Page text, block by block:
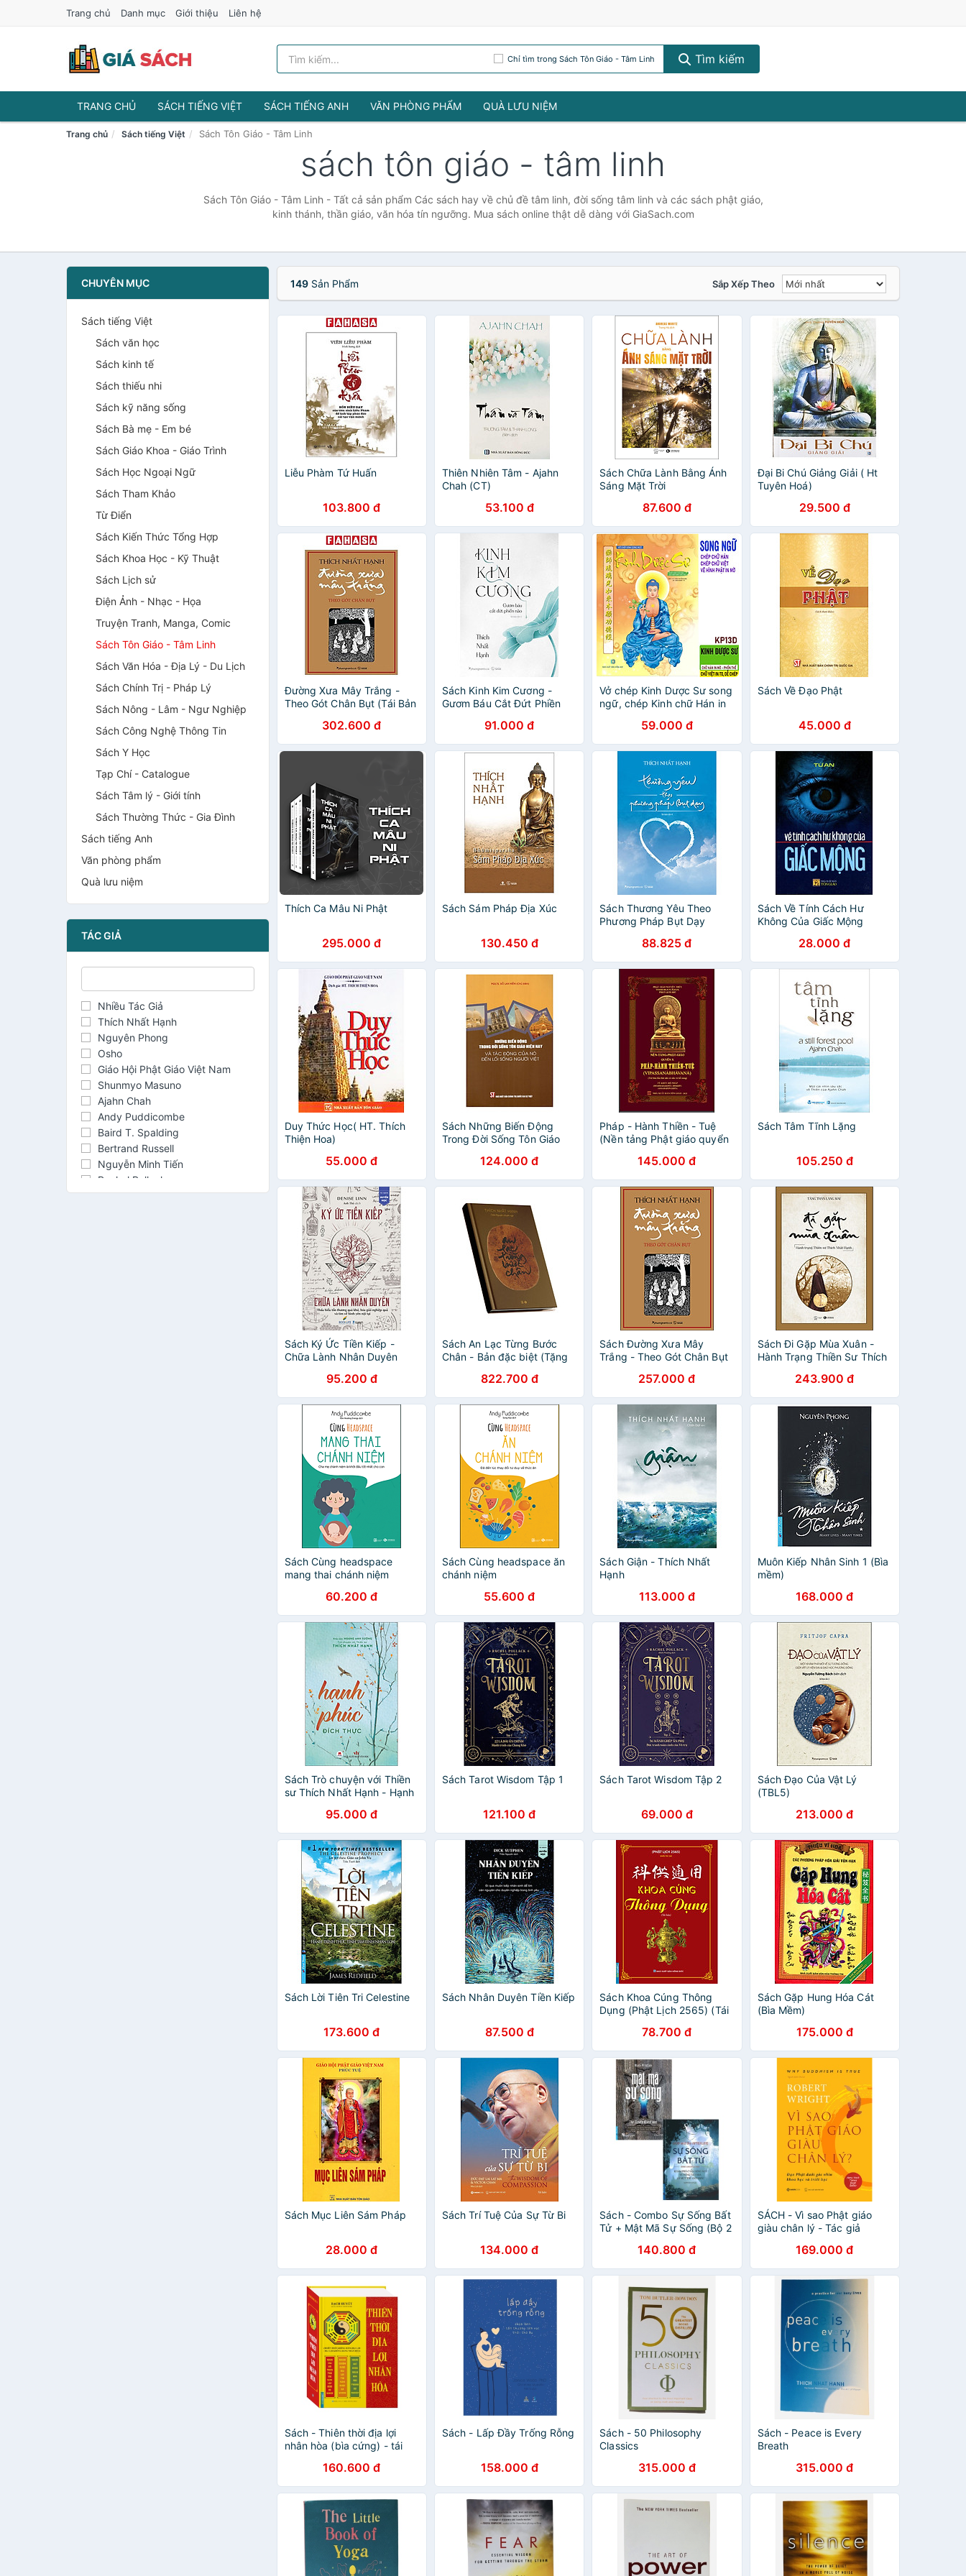
Trang chủ Danh mục Giới thiệu Liên hệ
Chỉ tìm trong Sách Tôn Giáo - Tâm Linh Tìm kiếm
TRANG CHỦ SÁCH TIẾNG VIỆT SÁCH TIẾNG ANH VĂN PHÒNG PHẨM QUÀ LƯU NIỆM
Trang chủ Sách tiếng Việt Sách Tôn Giáo - Tâm Linh
sách tôn giáo - tâm linh
Sách Tôn Giáo - Tâm Linh - Tất cả sản phẩm Các sách hay về chủ đề tâm linh, đời sống tâm linh và các sách phật giáo,
kinh thánh, thần giáo, văn hóa tín ngưỡng. Mua sách online thật dễ dàng với GiaSach.com
CHUYÊN MỤC
Sách tiếng Việt
Sách văn học
Sách kinh tế
Sách thiếu nhi
Sách kỹ năng sống
Sách Bà mẹ - Em bé
Sách Giáo Khoa - Giáo Trình
Sách Học Ngoại Ngữ
Sách Tham Khảo
Từ Điển
Sách Kiến Thức Tổng Hợp
Sách Khoa Học - Kỹ Thuật
Sách Lịch sử
Điện Ảnh - Nhạc - Họa
Truyện Tranh, Manga, Comic
Sách Tôn Giáo - Tâm Linh
Sách Văn Hóa - Địa Lý - Du Lịch
Sách Chính Trị - Pháp Lý
Sách Nông - Lâm - Ngư Nghiệp
Sách Công Nghệ Thông Tin
Sách Y Học
Tạp Chí - Catalogue
Sách Tâm lý - Giới tính
Sách Thường Thức - Gia Đình
Sách tiếng Anh
Văn phòng phẩm
Quà lưu niệm
TÁC GIẢ
Nhiều Tác Giả
Thích Nhất Hạnh
Nguyên Phong
Osho
Giáo Hội Phật Giáo Việt Nam
Shunmyo Masuno
Ajahn Chah
Andy Puddicombe
Baird T. Spalding
Bertrand Russell
Nguyễn Minh Tiến
Rachel Pollack
Thu Giang - Nguyễn Duy Cần
149Sản Phẩm Sắp Xếp Theo
Liễu Phàm Tứ Huấn
103.800 đ
Thiên Nhiên Tâm - Ajahn
Chah (CT)
53.100 đ
Sách Chữa Lành Bằng Ánh
Sáng Mặt Trời
87.600 đ
Đại Bi Chú Giảng Giải ( Ht
Tuyên Hoá)
29.500 đ
Đường Xưa Mây Trắng -
Theo Gót Chân Bụt (Tái Bản
302.600 đ
Sách Kinh Kim Cương -
Gươm Báu Cắt Đứt Phiền
91.000 đ
Vở chép Kinh Dược Sư song
ngữ, chép Kinh chữ Hán in
mờ, 2 trong 1, ấn phẩm
hòan hảo để tu tập chép
kinh, Chép Kinh Dược Sư
cầu bình an
59.000 đ
Sách Về Đạo Phật
45.000 đ
Thích Ca Mâu Ni Phật
295.000 đ
Sách Sám Pháp Địa Xúc
130.450 đ
Sách Thương Yêu Theo
Phương Pháp Bụt Dạy
88.825 đ
Sách Về Tính Cách Hư
Không Của Giấc Mộng
28.000 đ
Duy Thức Học( HT. Thích
Thiện Hoa)
55.000 đ
Sách Những Biến Động
Trong Đời Sống Tôn Giáo
Nó Đến Lối Sống Người Việt
124.000 đ
Pháp - Hành Thiền - Tuệ
(Nền tảng Phật giáo quyển
145.000 đ
Sách Tâm Tĩnh Lặng
105.250 đ
Sách Ký Ức Tiền Kiếp -
Chữa Lành Nhân Duyên
95.200 đ
Sách An Lạc Từng Bước
Chân - Bản đặc biệt (Tặng
822.700 đ
Sách Đường Xưa Mây
Trắng - Theo Gót Chân Bụt
257.000 đ
Sách Đi Gặp Mùa Xuân -
Hành Trạng Thiền Sư Thích
243.900 đ
Sách Cùng headspace
mang thai chánh niệm
60.200 đ
Sách Cùng headspace ăn
chánh niệm
55.600 đ
Sách Giận - Thích Nhất
Hạnh
113.000 đ
Muôn Kiếp Nhân Sinh 1 (Bìa
mềm)
168.000 đ
Sách Trò chuyện với Thiền
sư Thích Nhất Hạnh - Hạnh
95.000 đ
Sách Tarot Wisdom Tập 1
121.100 đ
Sách Tarot Wisdom Tập 2
69.000 đ
Sách Đạo Của Vật Lý
(TBL5)
213.000 đ
Sách Lời Tiên Tri Celestine
173.600 đ
Sách Nhân Duyên Tiền Kiếp
87.500 đ
Sách Khoa Cúng Thông
Dụng (Phật Lịch 2565) (Tái
78.700 đ
Sách Gặp Hung Hóa Cát
(Bìa Mềm)
175.000 đ
Sách Mục Liên Sám Pháp
28.000 đ
Sách Trí Tuệ Của Sự Từ Bi
134.000 đ
Sách - Combo Sự Sống Bất
Tử + Mật Mã Sự Sống (Bộ 2
140.800 đ
SÁCH - Vì sao Phật giáo
giàu chân lý - Tác giả
169.000 đ
Sách - Thiên thời địa lợi
nhân hòa (bìa cứng) - tái
160.600 đ
Sách - Lấp Đầy Trống Rỗng
158.000 đ
Sách - 50 Philosophy
Classics
315.000 đ
Sách - Peace is Every
Breath
315.000 đ